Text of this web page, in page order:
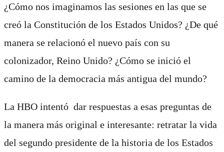
¿Cómo nos imaginamos las sesiones en las que se
creó la Constitución de los Estados Unidos? ¿De qué
manera se relacionó el nuevo país con su
colonizador, Reino Unido? ¿Cómo se inició el
camino de la democracia más antigua del mundo?
La HBO intentó dar respuestas a esas preguntas de
la manera más original e interesante: retratar la vida
del segundo presidente de la historia de los Estados